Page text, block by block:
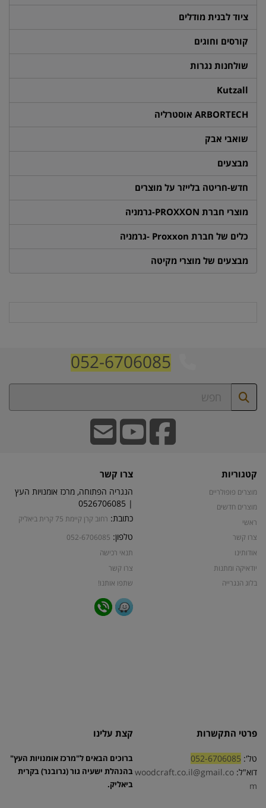
ציוד לבנית מודלים
קורסים וחוגים
שולחנות נגרות
Kutzall
ARBORTECH אוסטרליה
שואבי אבק
מבצעים
חדש-חריטה בלייזר על מוצרים
מוצרי חברת PROXXON-גרמניה
כלים של חברת Proxxon -גרמניה
מבצעים של מוצרי מקיטה
052-6706085
קטגוריות
מוצרים פופולריים
מוצרים חדשים
ראשי
צרו קשר
אודותינו
יודאיקה ומתנות
בלוג הנגרייה
צרו קשר
הנגריה הפתוחה, מרכז אומנויות העץ
| 0526706085
כתובת: רחוב קרן קיימת 75 קרית ביאליק
טלפון: 052-6706085
תנאי רכישה
צרו קשר
שתפו אותנו!
פרטי התקשרות
טל': 052-6706085
דוא"ל: woodcraft.co.il@gmail.co
m
קצת עלינו
ברוכים הבאים ל"מרכז אומנויות העץ"
בהנהלת ישעיה גור (גרובנר) בקרית
ביאליק.